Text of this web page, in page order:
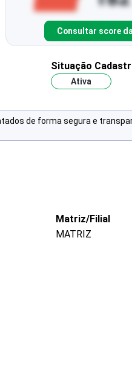
Consultar score
Situação
Ativa
de forma segura e
Matriz/Filial
MATRIZ